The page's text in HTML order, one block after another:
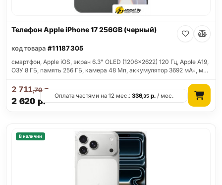
Телефон Apple iPhone 17 256GB (черный)
код товара #11187305
смартфон, Apple iOS, экран 6.3" OLED (1206x2622) 120 Гц, Apple A19,
ОЗУ 8 ГБ, память 256 ГБ, камера 48 Мп, аккумулятор 3692 мАч, м…
2 620 р.
2 711,70р.
Оплата частями на 12 мес.:336,35 р. / мес.
В наличии